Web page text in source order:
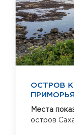
ОСТРОВ
ПРИМОРЬЯ
Места
остров